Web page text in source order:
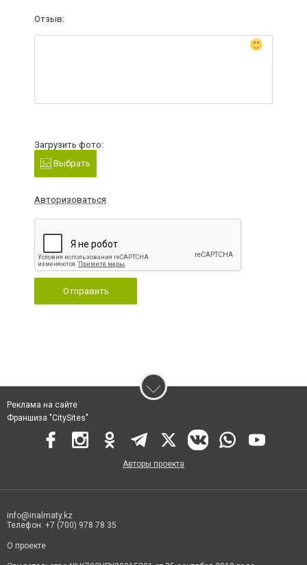
Отзыв:
Загрузить фото:
Выбрать
Авторизоваться
Отправить
Реклама на сайте
Франшиза "CitySites"
Авторы проекта
info@inalmaty.kz
Телефон: +7 (700) 978 78 35
О проекте